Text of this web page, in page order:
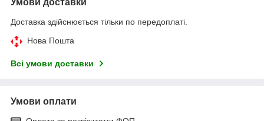
Доставка здійснюється тільки по передоплаті.
Нова Пошта
Всі умови доставки
Умови оплати